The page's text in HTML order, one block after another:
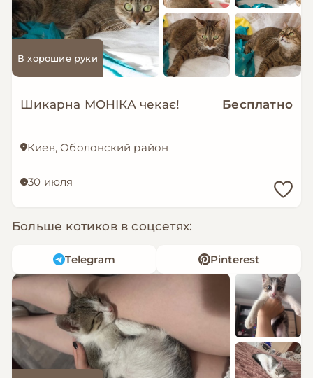
В хорошие руки
Шикарна МОНІКА чекає! Бесплатно
Киев, Оболонский район
30 июля
Больше котиков в соцсетях:
Telegram Pinterest